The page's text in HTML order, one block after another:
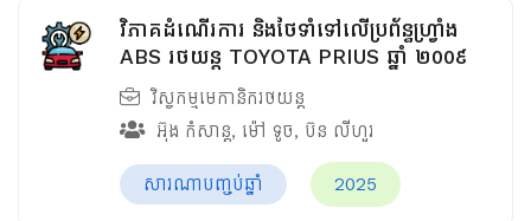
វិភាគដំណើរការ និងថែទាំទៅលើប្រព័ន្ធហ្វ្រាំង
ABS រថយន្ត TOYOTA PRIUS ឆ្នាំ ២០០៩
វិស្វកម្មមេកានិករថយន្ត
អ៊ុង កំសាន្ត, ម៉ៅ ទូច, ប៊ន លីហួរ
សារណាបញ្ចប់ឆ្នាំ 2025